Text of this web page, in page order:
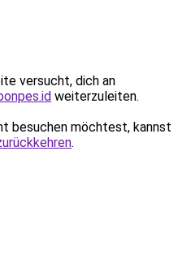
versucht, dich an
weiterzuleiten.
besuchen möchtest, kannst
.